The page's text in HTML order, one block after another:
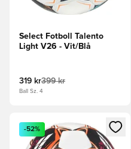
Select Fotboll Talento
Light V26 - Vit/Blå
319 kr399 kr
Ball Sz. 4
Öppnar en Modal för att
-52%